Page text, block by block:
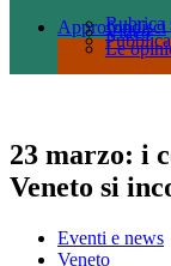
Approfondisci
Le
Video
Rubrica
23 marzo: i
Veneto si
Eventi e news
Veneto